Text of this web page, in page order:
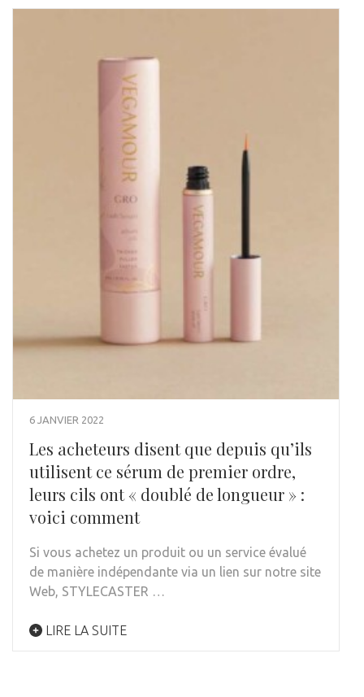
6 JANVIER 2022
Les acheteurs disent que depuis qu’ils
utilisent ce sérum de premier ordre,
leurs cils ont « doublé de longueur » :
voici comment
Si vous achetez un produit ou un service évalué
de manière indépendante via un lien sur notre site
Web, STYLECASTER …
LIRE LA SUITE